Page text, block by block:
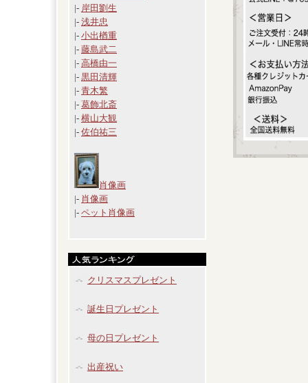
|- 岸田劉生
|- 浅井忠
|- 小出楢重
|- 藤島武二
|- 高橋由一
|- 黒田清輝
|- 青木繁
|- 葛飾北斎
|- 横山大観
|- 佐伯祐三
肖像画
|- 肖像画
|- ペット肖像画
クリスマスプレゼント
誕生日プレゼント
母の日プレゼント
出産祝い